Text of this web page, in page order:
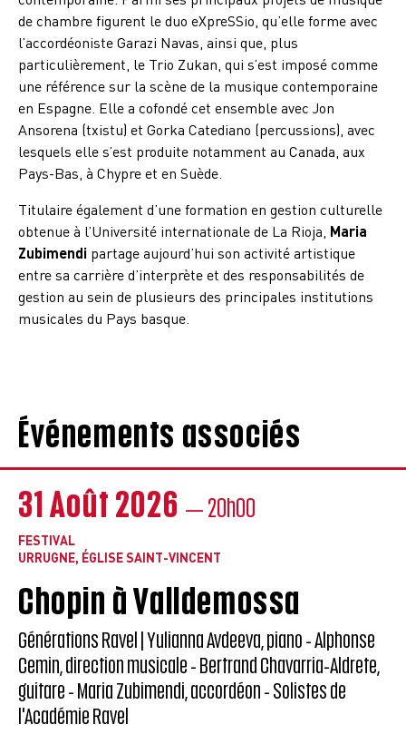
de chambre figurent le duo eXpreSSio, qu’elle forme avec
l’accordéoniste Garazi Navas, ainsi que, plus
particulièrement, le Trio Zukan, qui s’est imposé comme
une référence sur la scène de la musique contemporaine
en Espagne. Elle a cofondé cet ensemble avec Jon
Ansorena (txistu) et Gorka Catediano (percussions), avec
lesquels elle s’est produite notamment au Canada, aux
Pays-Bas, à Chypre et en Suède.
Titulaire également d’une formation en gestion culturelle
obtenue à l’Université internationale de La Rioja, Maria
Zubimendi partage aujourd’hui son activité artistique
entre sa carrière d’interprète et des responsabilités de
gestion au sein de plusieurs des principales institutions
musicales du Pays basque.
Événements associés
31 Août 2026 — 20h00
FESTIVAL
URRUGNE, ÉGLISE SAINT-VINCENT
Chopin à Valldemossa
Générations Ravel | Yulianna Avdeeva, piano - Alphonse
Cemin, direction musicale - Bertrand Chavarria-Aldrete,
guitare - Maria Zubimendi, accordéon - Solistes de
l'Académie Ravel